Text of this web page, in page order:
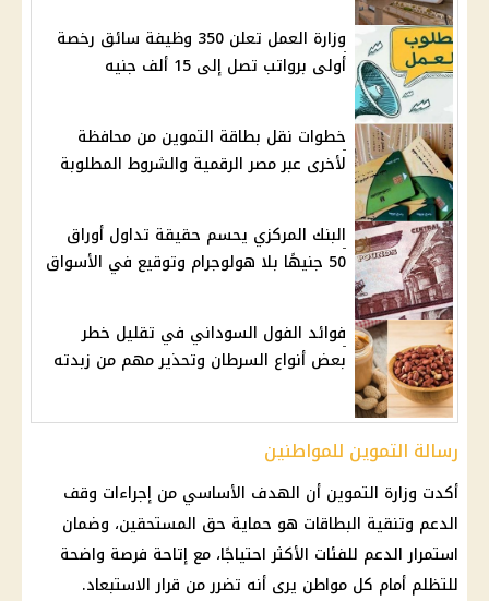
وزارة العمل تعلن 350 وظيفة سائق رخصة
أولى برواتب تصل إلى 15 ألف جنيه
خطوات نقل بطاقة التموين من محافظة
لأخرى عبر مصر الرقمية والشروط المطلوبة
البنك المركزي يحسم حقيقة تداول أوراق
50 جنيهًا بلا هولوجرام وتوقيع في الأسواق
فوائد الفول السوداني في تقليل خطر
بعض أنواع السرطان وتحذير مهم من زبدته
رسالة التموين للمواطنين
أكدت وزارة التموين أن الهدف الأساسي من إجراءات وقف
الدعم وتنقية البطاقات هو حماية حق المستحقين، وضمان
استمرار الدعم للفئات الأكثر احتياجًا، مع إتاحة فرصة واضحة
للتظلم أمام كل مواطن يرى أنه تضرر من قرار الاستبعاد.